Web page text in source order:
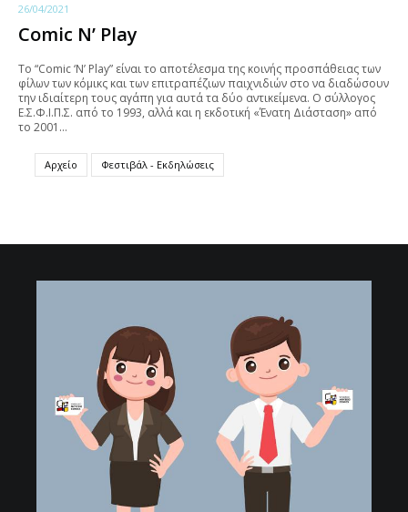
26/04/2021
Comic N’ Play
Το “Comic ‘N’ Play” είναι το αποτέλεσμα της κοινής προσπάθειας των
φίλων των κόμικς και των επιτραπέζιων παιχνιδιών στο να διαδώσουν
την ιδιαίτερη τους αγάπη για αυτά τα δύο αντικείμενα. Ο σύλλογος
Ε.Σ.Φ.Ι.Π.Σ. από το 1993, αλλά και η εκδοτική «Ένατη Διάσταση» από
το 2001…
Αρχείο Φεστιβάλ - Εκδηλώσεις